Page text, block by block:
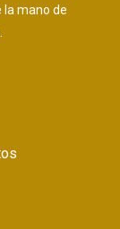
la mano de